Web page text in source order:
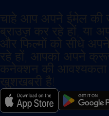
चाहे आप अपने ईमेल की
ब्राउज़ कर रहे हों, या
और फिल्मों को सीधे
रहे हों, आपको अपने
कनेक्शन की आवश्यकता
खुशखबरी है!